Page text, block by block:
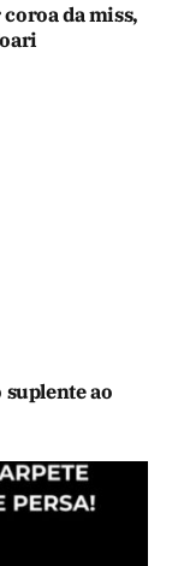
da miss,
ao